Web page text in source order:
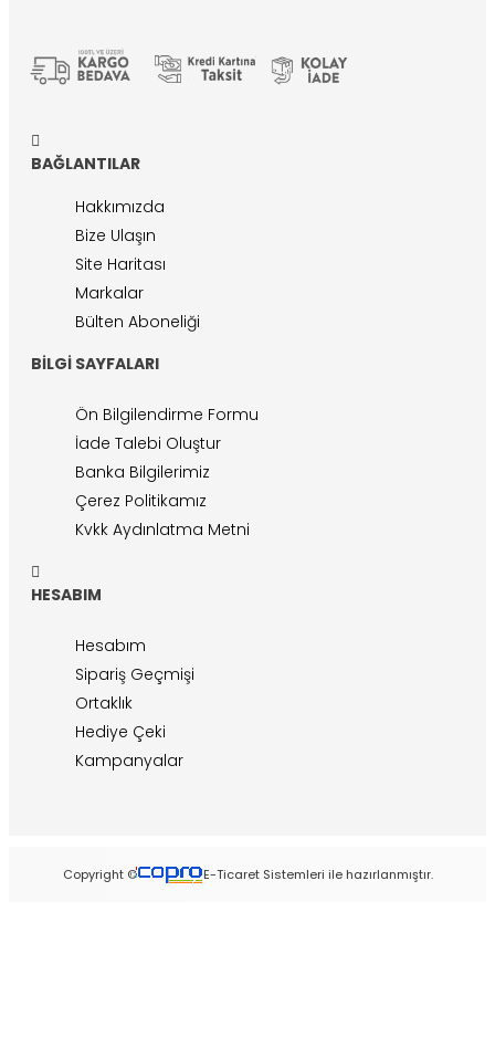
BAĞLANTILAR
Hakkımızda
Bize Ulaşın
Site Haritası
Markalar
Bülten Aboneliği
BILGI SAYFALARI
Ön Bilgilendirme Formu
İade Talebi Oluştur
Banka Bilgilerimiz
Çerez Politikamız
Kvkk Aydınlatma Metni
HESABIM
Hesabım
Sipariş Geçmişi
Ortaklık
Hediye Çeki
Kampanyalar